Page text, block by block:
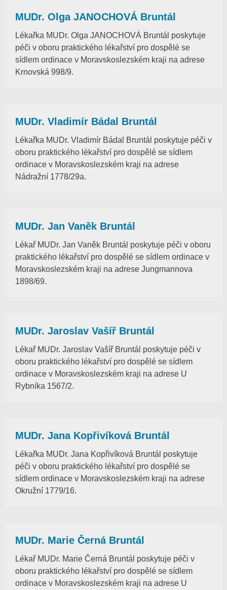
MUDr. Olga JANOCHOVÁ Bruntál
Lékařka MUDr. Olga JANOCHOVÁ Bruntál poskytuje
péči v oboru praktického lékařství pro dospělé se
sídlem ordinace v Moravskoslezském kraji na adrese
Krnovská 998/9.
MUDr. Vladimír Bádal Bruntál
Lékařka MUDr. Vladimír Bádal Bruntál poskytuje péči v
oboru praktického lékařství pro dospělé se sídlem
ordinace v Moravskoslezském kraji na adrese
Nádražní 1778/29a.
MUDr. Jan Vaněk Bruntál
Lékař MUDr. Jan Vaněk Bruntál poskytuje péči v oboru
praktického lékařství pro dospělé se sídlem ordinace v
Moravskoslezském kraji na adrese Jungmannova
1898/69.
MUDr. Jaroslav Vašíř Bruntál
Lékař MUDr. Jaroslav Vašíř Bruntál poskytuje péči v
oboru praktického lékařství pro dospělé se sídlem
ordinace v Moravskoslezském kraji na adrese U
Rybníka 1567/2.
MUDr. Jana Kopřivíková Bruntál
Lékařka MUDr. Jana Kopřivíková Bruntál poskytuje
péči v oboru praktického lékařství pro dospělé se
sídlem ordinace v Moravskoslezském kraji na adrese
Okružní 1779/16.
MUDr. Marie Černá Bruntál
Lékař MUDr. Marie Černá Bruntál poskytuje péči v
oboru praktického lékařství pro dospělé se sídlem
ordinace v Moravskoslezském kraji na adrese U